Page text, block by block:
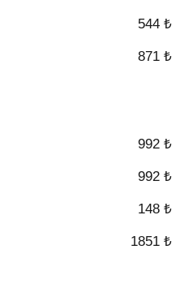
544 ₺
871 ₺
992 ₺
992 ₺
148 ₺
1851 ₺